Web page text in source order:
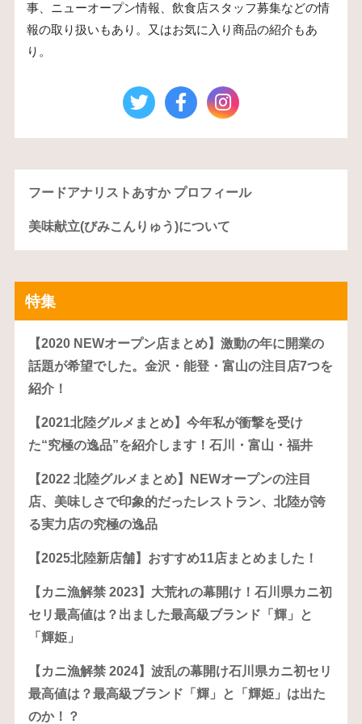
事、ニューオープン情報、飲食店スタッフ募集などの情
報の取り扱いもあり。又はお気に入り商品の紹介もあ
り。
フードアナリストあすか プロフィール
美味献立(びみこんりゅう)について
特集
【2020 NEWオープン店まとめ】激動の年に開業の
話題が希望でした。金沢・能登・富山の注目店7つを
紹介！
【2021北陸グルメまとめ】今年私が衝撃を受け
た“究極の逸品”を紹介します！石川・富山・福井
【2022 北陸グルメまとめ】NEWオープンの注目
店、美味しさで印象的だったレストラン、北陸が誇
る実力店の究極の逸品
【2025北陸新店舗】おすすめ11店まとめました！
【カニ漁解禁 2023】大荒れの幕開け！石川県カニ初
セリ最高値は？出ました最高級ブランド「輝」と
「輝姫」
【カニ漁解禁 2024】波乱の幕開け石川県カニ初セリ
最高値は？最高級ブランド「輝」と「輝姫」は出た
のか！？